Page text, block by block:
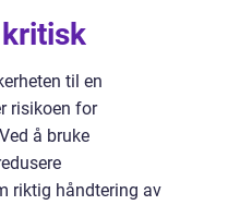
til en
risikoen for
å bruke
riktig håndtering av